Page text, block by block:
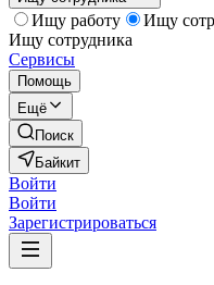
Ищу работу
Ищу
Ищу сотрудника
Сервисы
Помощь
Ещё
Поиск
Байкит
Войти
Войти
Зарегистрироваться